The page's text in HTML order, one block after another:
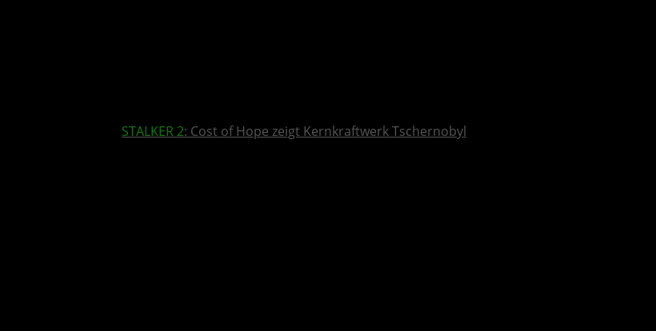
STALKER 2: Cost of Hope zeigt Kernkraftwerk Tschernobyl